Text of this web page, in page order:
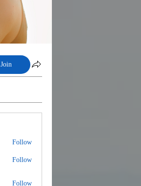
Join
Follow
Follow
Follow